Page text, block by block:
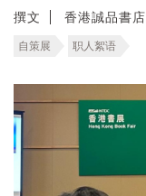
撰文 香港誠品書店
自策展 职人絮语